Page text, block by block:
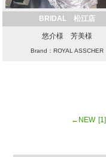
BRIDAL 松江店
悠介様 芳美様
Brand：ROYAL ASSCHER
←NEW [1]